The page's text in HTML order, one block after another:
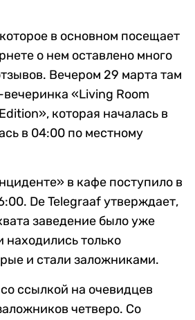
в основном посещает
о нем оставлено много
Вечером 29 марта там
«Living Room
которая началась в
в 04:00 по местному
в кафе поступило в
De Telegraaf утверждает,
заведение было уже
находились только
и стали заложниками.
ссылкой на очевидцев
четверо. Со